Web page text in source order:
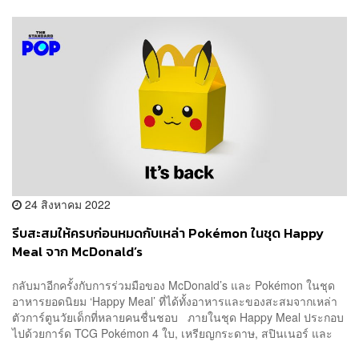
24 สิงหาคม 2022
รีบสะสมให้ครบก่อนหมดกับเหล่า Pokémon ในชุด Happy
Meal จาก McDonald’s
กลับมาอีกครั้งกับการร่วมมือของ McDonald’s และ Pokémon ในชุด
อาหารยอดนิยม ‘Happy Meal’ ที่ได้ทั้งอาหารและของสะสมจากเหล่า
ตัวการ์ตูนวัยเด็กที่หลายคนชื่นชอบ ภายในชุด Happy Meal ประกอบ
ไปด้วยการ์ด TCG Pokémon 4 ใบ, เหรียญกระดาษ, สปินเนอร์ และ